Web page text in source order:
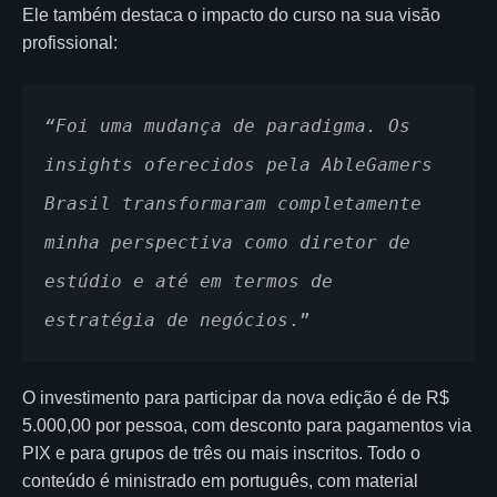
Ele também destaca o impacto do curso na sua visão
profissional:
“Foi uma mudança de paradigma. Os
insights oferecidos pela AbleGamers
Brasil transformaram completamente
minha perspectiva como diretor de
estúdio e até em termos de
estratégia de negócios .”
O investimento para participar da nova edição é de R$
5.000,00 por pessoa, com desconto para pagamentos via
PIX e para grupos de três ou mais inscritos. Todo o
conteúdo é ministrado em português, com material